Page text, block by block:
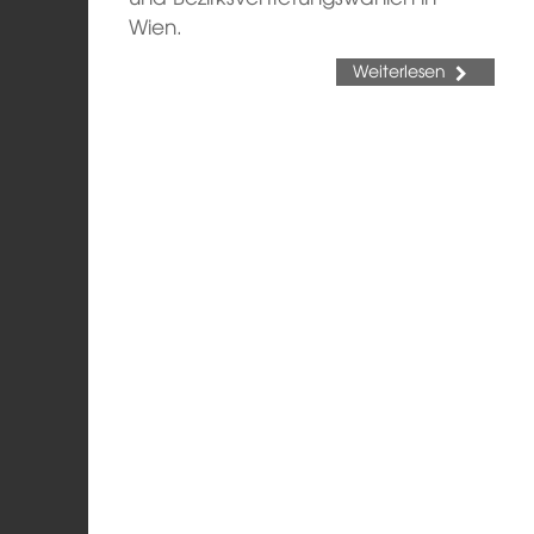
Wien.
Weiterlesen